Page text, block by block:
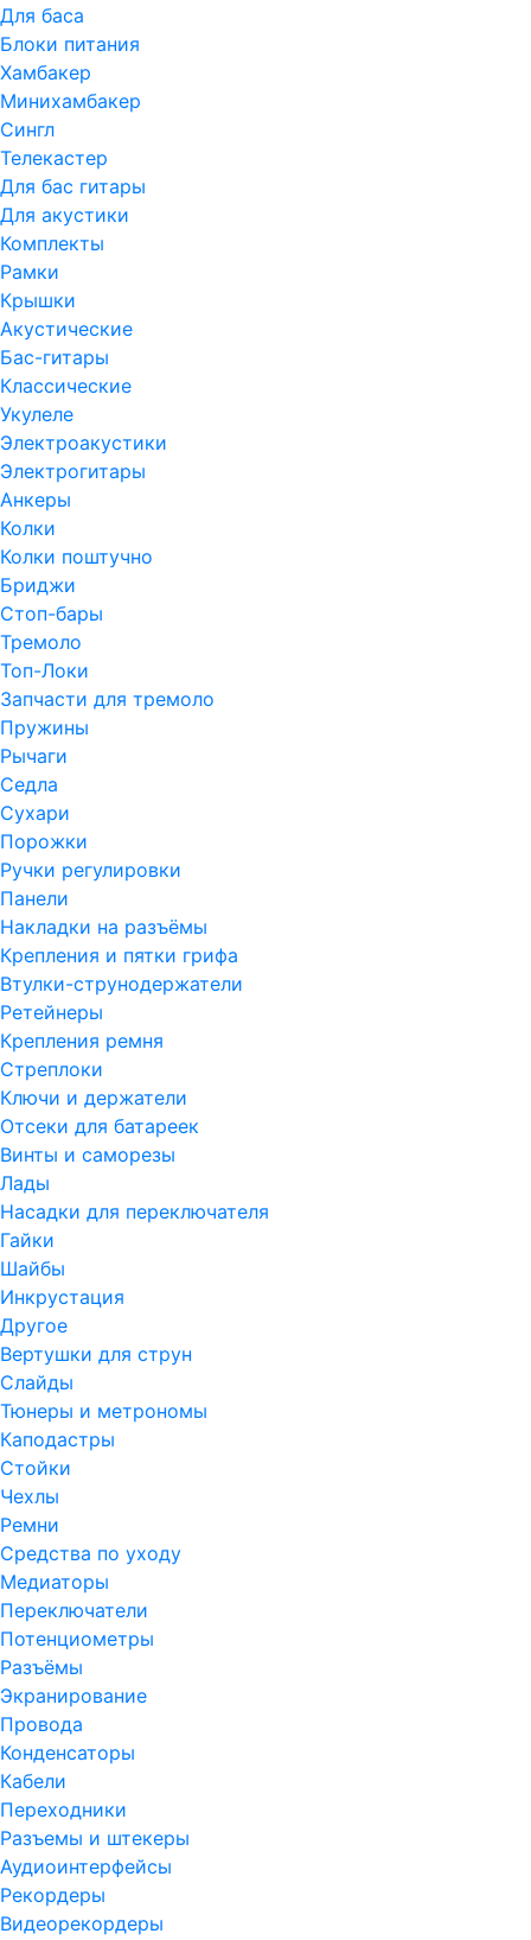
Для баса
Блоки питания
Хамбакер
Минихамбакер
Сингл
Телекастер
Для бас гитары
Для акустики
Комплекты
Рамки
Крышки
Акустические
Бас-гитары
Классические
Укулеле
Электроакустики
Электрогитары
Анкеры
Колки
Колки поштучно
Бриджи
Стоп-бары
Тремоло
Топ-Локи
Запчасти для тремоло
Пружины
Рычаги
Седла
Сухари
Порожки
Ручки регулировки
Панели
Накладки на разъёмы
Крепления и пятки грифа
Втулки-струнодержатели
Ретейнеры
Крепления ремня
Стреплоки
Ключи и держатели
Отсеки для батареек
Винты и саморезы
Лады
Насадки для переключателя
Гайки
Шайбы
Инкрустация
Другое
Вертушки для струн
Слайды
Тюнеры и метрономы
Каподастры
Стойки
Чехлы
Ремни
Средства по уходу
Медиаторы
Переключатели
Потенциометры
Разъёмы
Экранирование
Провода
Конденсаторы
Кабели
Переходники
Разъемы и штекеры
Аудиоинтерфейсы
Рекордеры
Видеорекордеры